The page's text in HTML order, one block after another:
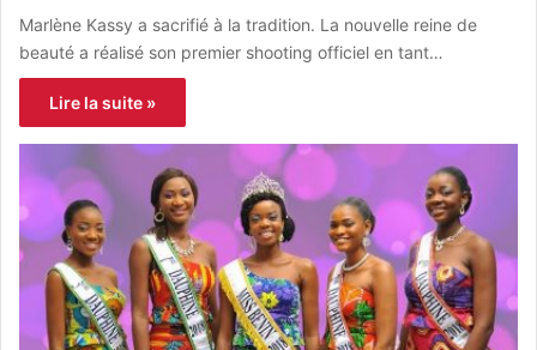
Marlène Kassy a sacrifié à la tradition. La nouvelle reine de
beauté a réalisé son premier shooting officiel en tant…
Lire la suite »